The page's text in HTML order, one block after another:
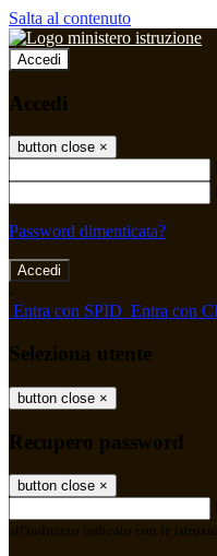
Salta al contenuto
Accedi
Accedi
button close ×
Password dimenticata?
-
Entra con SPID Entra con
Seleziona utente
button close ×
Recupero password
button close ×
all'indirizzo indicato con le